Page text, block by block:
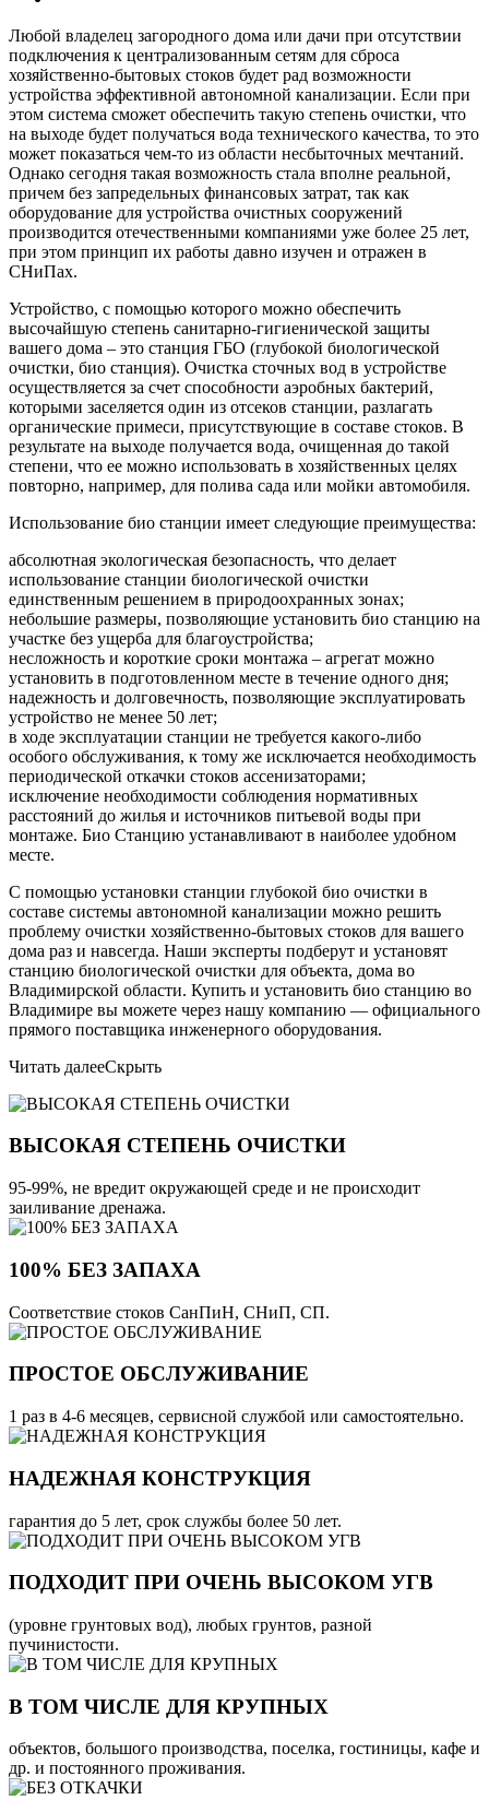
Любой владелец загородного дома или дачи при отсутствии
подключения к централизованным сетям для сброса
хозяйственно-бытовых стоков будет рад возможности
устройства эффективной автономной канализации. Если при
этом система сможет обеспечить такую степень очистки, что
на выходе будет получаться вода технического качества, то это
может показаться чем-то из области несбыточных мечтаний.
Однако сегодня такая возможность стала вполне реальной,
причем без запредельных финансовых затрат, так как
оборудование для устройства очистных сооружений
производится отечественными компаниями уже более 25 лет,
при этом принцип их работы давно изучен и отражен в
СНиПах.
Устройство, с помощью которого можно обеспечить
высочайшую степень санитарно-гигиенической защиты
вашего дома – это станция ГБО (глубокой биологической
очистки, био станция). Очистка сточных вод в устройстве
осуществляется за счет способности аэробных бактерий,
которыми заселяется один из отсеков станции, разлагать
органические примеси, присутствующие в составе стоков. В
результате на выходе получается вода, очищенная до такой
степени, что ее можно использовать в хозяйственных целях
повторно, например, для полива сада или мойки автомобиля.
Использование био станции имеет следующие преимущества:
абсолютная экологическая безопасность, что делает
использование станции биологической очистки
единственным решением в природоохранных зонах;
небольшие размеры, позволяющие установить био станцию на
участке без ущерба для благоустройства;
несложность и короткие сроки монтажа – агрегат можно
установить в подготовленном месте в течение одного дня;
надежность и долговечность, позволяющие эксплуатировать
устройство не менее 50 лет;
в ходе эксплуатации станции не требуется какого-либо
особого обслуживания, к тому же исключается необходимость
периодической откачки стоков ассенизаторами;
исключение необходимости соблюдения нормативных
расстояний до жилья и источников питьевой воды при
монтаже. Био Станцию устанавливают в наиболее удобном
месте.
С помощью установки станции глубокой био очистки в
составе системы автономной канализации можно решить
проблему очистки хозяйственно-бытовых стоков для вашего
дома раз и навсегда. Наши эксперты подберут и установят
станцию биологической очистки для объекта, дома во
Владимирской области. Купить и установить био станцию во
Владимире вы можете через нашу компанию — официального
прямого поставщика инженерного оборудования.
Читать далееСкрыть
ВЫСОКАЯ СТЕПЕНЬ ОЧИСТКИ
95-99%, не вредит окружающей среде и не происходит
заиливание дренажа.
100% БЕЗ ЗАПАХА
Соответствие стоков СанПиН, СНиП, СП.
ПРОСТОЕ ОБСЛУЖИВАНИЕ
1 раз в 4-6 месяцев, сервисной службой или самостоятельно.
НАДЕЖНАЯ КОНСТРУКЦИЯ
гарантия до 5 лет, срок службы более 50 лет.
ПОДХОДИТ ПРИ ОЧЕНЬ ВЫСОКОМ УГВ
(уровне грунтовых вод), любых грунтов, разной
пучинистости.
В ТОМ ЧИСЛЕ ДЛЯ КРУПНЫХ
объектов, большого производства, поселка, гостиницы, кафе и
др. и постоянного проживания.